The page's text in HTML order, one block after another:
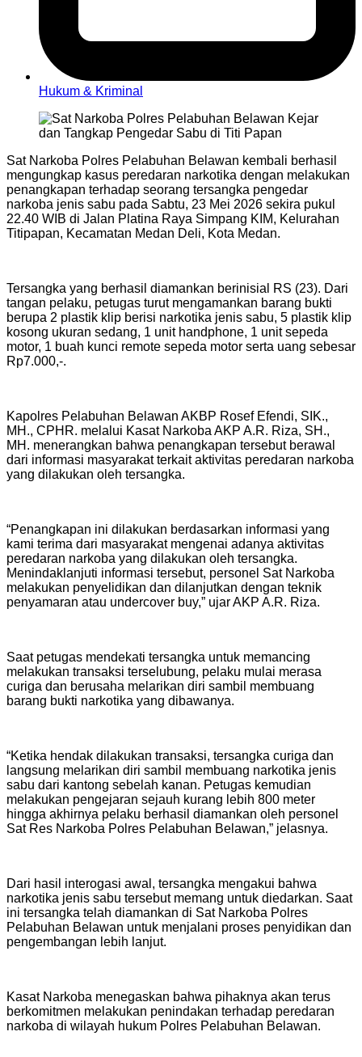
Hukum & Kriminal
Sat Narkoba Polres Pelabuhan Belawan kembali berhasil
mengungkap kasus peredaran narkotika dengan melakukan
penangkapan terhadap seorang tersangka pengedar
narkoba jenis sabu pada Sabtu, 23 Mei 2026 sekira pukul
22.40 WIB di Jalan Platina Raya Simpang KIM, Kelurahan
Titipapan, Kecamatan Medan Deli, Kota Medan.
Tersangka yang berhasil diamankan berinisial RS (23). Dari
tangan pelaku, petugas turut mengamankan barang bukti
berupa 2 plastik klip berisi narkotika jenis sabu, 5 plastik klip
kosong ukuran sedang, 1 unit handphone, 1 unit sepeda
motor, 1 buah kunci remote sepeda motor serta uang sebesar
Rp7.000,-.
Kapolres Pelabuhan Belawan AKBP Rosef Efendi, SIK.,
MH., CPHR. melalui Kasat Narkoba AKP A.R. Riza, SH.,
MH. menerangkan bahwa penangkapan tersebut berawal
dari informasi masyarakat terkait aktivitas peredaran narkoba
yang dilakukan oleh tersangka.
“Penangkapan ini dilakukan berdasarkan informasi yang
kami terima dari masyarakat mengenai adanya aktivitas
peredaran narkoba yang dilakukan oleh tersangka.
Menindaklanjuti informasi tersebut, personel Sat Narkoba
melakukan penyelidikan dan dilanjutkan dengan teknik
penyamaran atau undercover buy,” ujar AKP A.R. Riza.
Saat petugas mendekati tersangka untuk memancing
melakukan transaksi terselubung, pelaku mulai merasa
curiga dan berusaha melarikan diri sambil membuang
barang bukti narkotika yang dibawanya.
“Ketika hendak dilakukan transaksi, tersangka curiga dan
langsung melarikan diri sambil membuang narkotika jenis
sabu dari kantong sebelah kanan. Petugas kemudian
melakukan pengejaran sejauh kurang lebih 800 meter
hingga akhirnya pelaku berhasil diamankan oleh personel
Sat Res Narkoba Polres Pelabuhan Belawan,” jelasnya.
Dari hasil interogasi awal, tersangka mengakui bahwa
narkotika jenis sabu tersebut memang untuk diedarkan. Saat
ini tersangka telah diamankan di Sat Narkoba Polres
Pelabuhan Belawan untuk menjalani proses penyidikan dan
pengembangan lebih lanjut.
Kasat Narkoba menegaskan bahwa pihaknya akan terus
berkomitmen melakukan penindakan terhadap peredaran
narkoba di wilayah hukum Polres Pelabuhan Belawan.